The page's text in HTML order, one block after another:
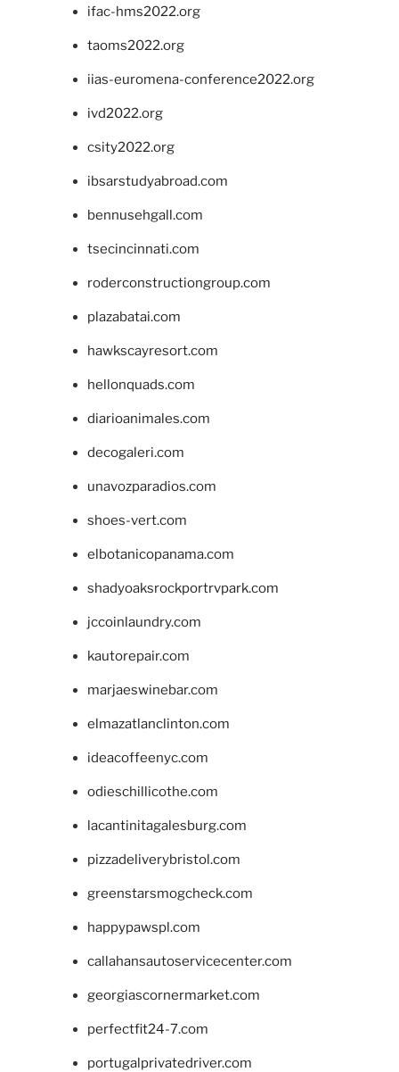
ifac-hms2022.org
taoms2022.org
iias-euromena-conference2022.org
ivd2022.org
csity2022.org
ibsarstudyabroad.com
bennusehgall.com
tsecincinnati.com
roderconstructiongroup.com
plazabatai.com
hawkscayresort.com
hellonquads.com
diarioanimales.com
decogaleri.com
unavozparadios.com
shoes-vert.com
elbotanicopanama.com
shadyoaksrockportrvpark.com
jccoinlaundry.com
kautorepair.com
marjaeswinebar.com
elmazatlanclinton.com
ideacoffeenyc.com
odieschillicothe.com
lacantinitagalesburg.com
pizzadeliverybristol.com
greenstarsmogcheck.com
happypawspl.com
callahansautoservicecenter.com
georgiascornermarket.com
perfectfit24-7.com
portugalprivatedriver.com